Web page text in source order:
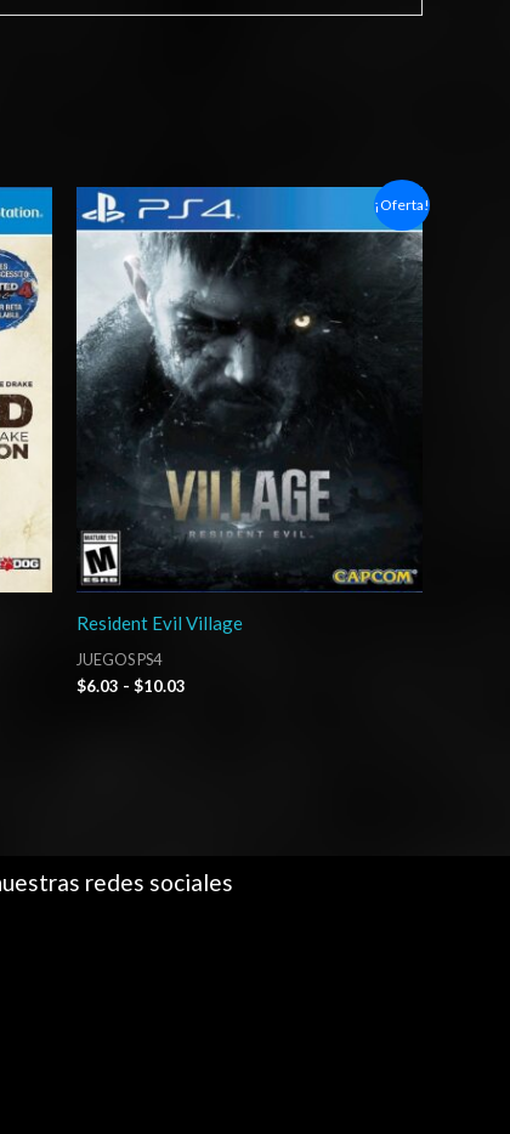
¡Oferta!
Resident Evil Village
JUEGOS PS4
$6.03 - $10.03
Rango
de
precios:
desde
$6.03
hasta
$10.03
redes sociales